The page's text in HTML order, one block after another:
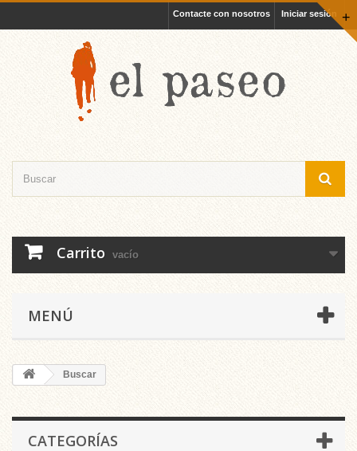
+
Iniciar sesión
Contacte con nosotros
Carrito vacío
MENÚ
Buscar
CATEGORÍAS